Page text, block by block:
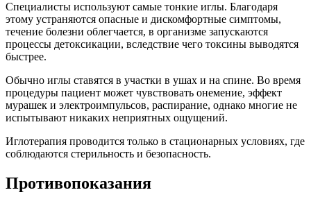
Специалисты используют самые тонкие иглы. Благодаря
этому устраняются опасные и дискомфортные симптомы,
течение болезни облегчается, в организме запускаются
процессы детоксикации, вследствие чего токсины выводятся
быстрее.
Обычно иглы ставятся в участки в ушах и на спине. Во время
процедуры пациент может чувствовать онемение, эффект
мурашек и электроимпульсов, распирание, однако многие не
испытывают никаких неприятных ощущений.
Иглотерапия проводится только в стационарных условиях, где
соблюдаются стерильность и безопасность.
Противопоказания